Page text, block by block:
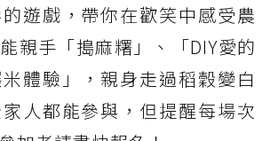
遊戲，帶你在歡笑中感受農
親手「搗麻糬」、「DIY愛的
體驗」，親身走過稻穀變白
人都能參與，但提醒每場次